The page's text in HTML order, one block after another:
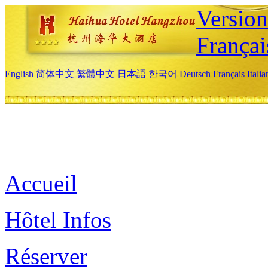
English 简体中文 繁體中文 日本語 한국어 Deutsch Français
Accueil
Hôtel Infos
Réserver